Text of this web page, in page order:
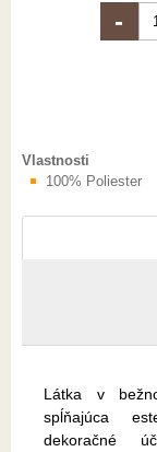
-
Vlastnosti
100% Poliester
Látka v
spĺňajúca
dekoračné